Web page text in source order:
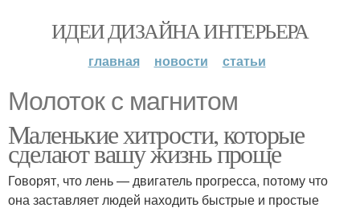
ИДЕИ ДИЗАЙНА ИНТЕРЬЕРА
главная новости статьи
Молоток с магнитом
Маленькие хитрости, которые
сделают вашу жизнь проще
Говорят, что лень — двигатель прогресса, потому что
она заставляет людей находить быстрые и простые